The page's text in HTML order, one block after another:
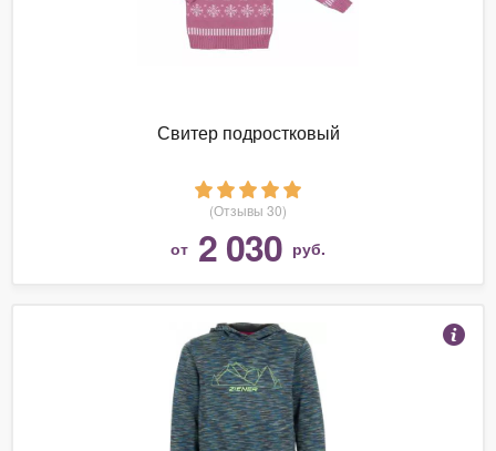
Свитер подростковый
(Отзывы 30)
от 2 030 руб.